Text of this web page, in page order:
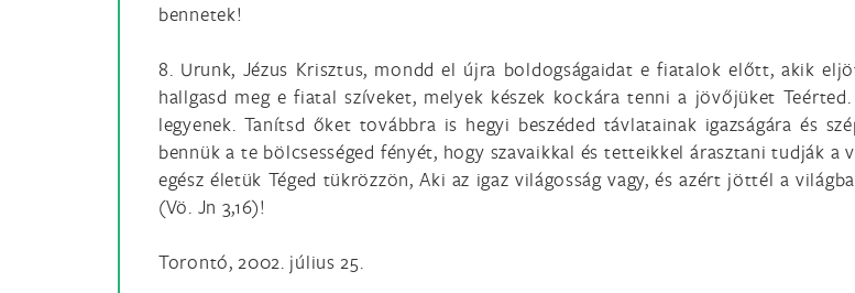
bennetek!
8. Urunk, Jézus Krisztus, mondd el újra boldogságaidat e fiatalok előtt, akik
hallgasd meg e fiatal szíveket, melyek készek kockára tenni a jövőjüket
legyenek. Tanítsd őket továbbra is hegyi beszéded távlatainak igazságára és
bennük a te bölcsességed fényét, hogy szavaikkal és tetteikkel árasztani tudják a
egész életük Téged tükrözzön, Aki az igaz világosság vagy, és azért jöttél a
(Vö. Jn 3,16)!
Torontó, 2002. július 25.